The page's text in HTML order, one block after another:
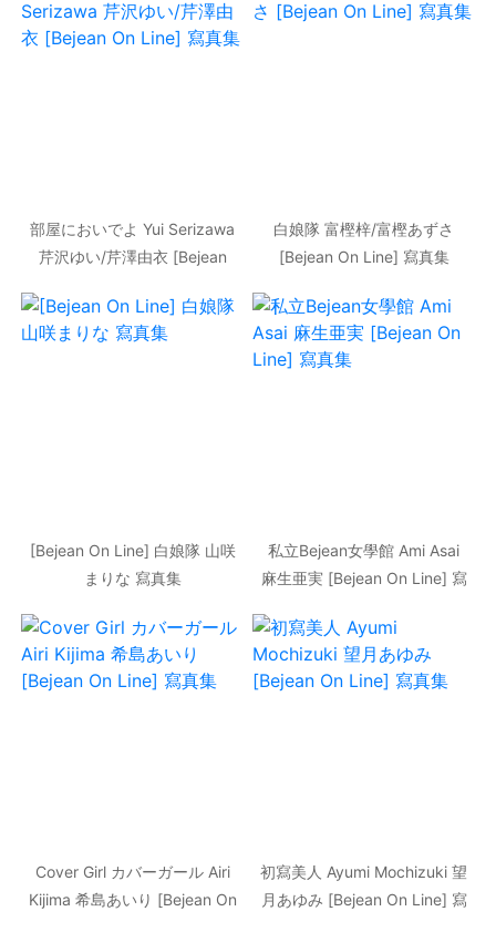
部屋においでよ Yui Serizawa
芹沢ゆい/芹澤由衣 [Bejean
白娘隊 富樫梓/富樫あずさ
[Bejean On Line] 寫真集
[Bejean On Line] 白娘隊 山咲
まりな 寫真集
私立Bejean女學館 Ami Asai
麻生亜実 [Bejean On Line] 寫
Cover Girl カバーガール Airi
Kijima 希島あいり [Bejean On
初寫美人 Ayumi Mochizuki 望
月あゆみ [Bejean On Line] 寫